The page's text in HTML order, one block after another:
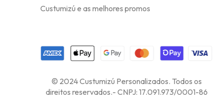
Custumizú e as melhores promos
© 2024 Custumizú Personalizados. Todos os
direitos reservados.- CNPJ: 17.091.973/0001-86